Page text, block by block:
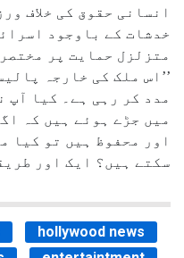
انسانی حقوق کی خلاف
خدشات کے باوجود
متزلزل حمایت پر
’’اس ملک کی خارجہ
مدد کر رہی ہے۔ کیا آپ
میں جڑے ہوئے ہیں کہ
اور محفوظ ہیں تو کیا
سکتے ہیں؟ ایک اور
hollywood news